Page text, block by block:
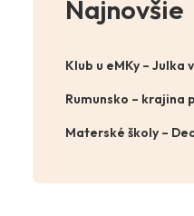
Najnovšie
Klub u eMKy – Julka
Rumunsko – krajina
Materské školy –